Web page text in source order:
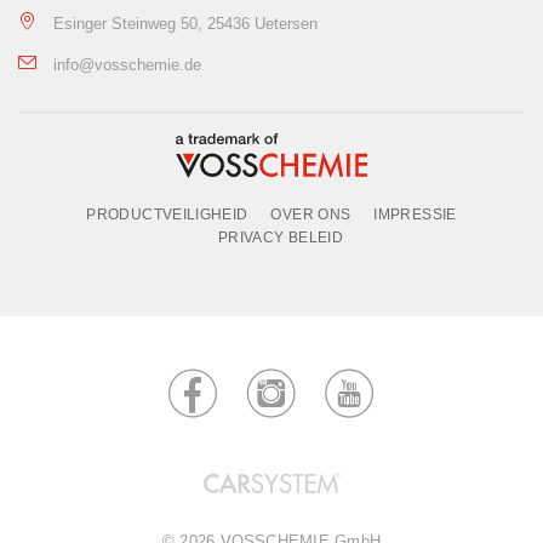
Esinger Steinweg 50, 25436 Uetersen
info@vosschemie.de
PRODUCTVEILIGHEID OVER ONS
IMPRESSIE
PRIVACY BELEID